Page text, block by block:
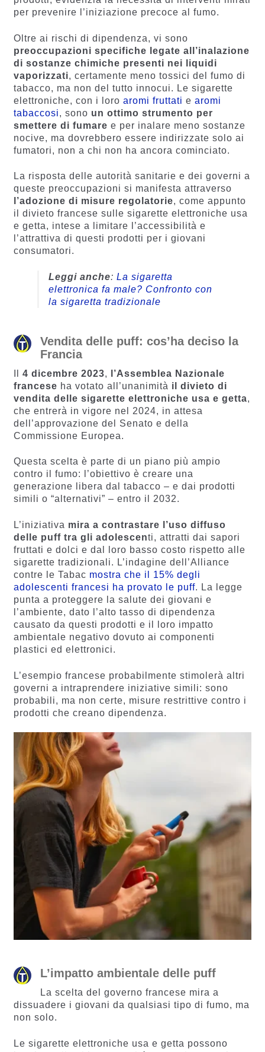
per prevenire l’iniziazione precoce al fumo​​.
Oltre ai rischi di dipendenza, vi sono
preoccupazioni specifiche legate all’inalazione
di sostanze chimiche presenti nei liquidi
vaporizzati, certamente meno tossici del fumo di
tabacco, ma non del tutto innocui. Le sigarette
elettroniche, con i loro aromi fruttati e aromi
tabaccosi, sono un ottimo strumento per
smettere di fumare e per inalare meno sostanze
nocive, ma dovrebbero essere indirizzate solo ai
fumatori, non a chi non ha ancora cominciato.
La risposta delle autorità sanitarie e dei governi a
queste preoccupazioni si manifesta attraverso
l’adozione di misure regolatorie, come appunto
il divieto francese sulle sigarette elettroniche usa
e getta, intese a limitare l’accessibilità e
l’attrattiva di questi prodotti per i giovani
consumatori.
Leggi anche: La sigaretta
elettronica fa male? Confronto con
la sigaretta tradizionale
Vendita delle puff: cos’ha deciso la
Francia
4 dicembre 2023, l’Assemblea Nazionale
francese ha votato all’unanimità il divieto di
vendita delle sigarette elettroniche usa e getta,
che entrerà in vigore nel 2024, in attesa
dell’approvazione del Senato e della
Commissione Europea.
Questa scelta è parte di un piano più ampio
contro il fumo: l’obiettivo è creare una
generazione libera dal tabacco – e dai prodotti
simili o “alternativi” – entro il 2032.
L’iniziativa mira a contrastare l’uso diffuso
delle puff tra gli adolescenti, attratti dai sapori
fruttati e dolci e dal loro basso costo rispetto alle
sigarette tradizionali. L’indagine dell’Alliance
contre le Tabac mostra che il 15% degli
adolescenti francesi ha provato le puff. La legge
punta a proteggere la salute dei giovani e
l’ambiente, dato l’alto tasso di dipendenza
causato da questi prodotti e il loro impatto
ambientale negativo dovuto ai componenti
plastici ed elettronici.
L’esempio francese probabilmente stimolerà altri
governi a intraprendere iniziative simili: sono
probabili, ma non certe, misure restrittive contro i
prodotti che creano dipendenza.
L’impatto ambientale delle puff
La scelta del governo francese mira a
dissuadere i giovani da qualsiasi tipo di fumo, ma
non solo.
Le sigarette elettroniche usa e getta possono